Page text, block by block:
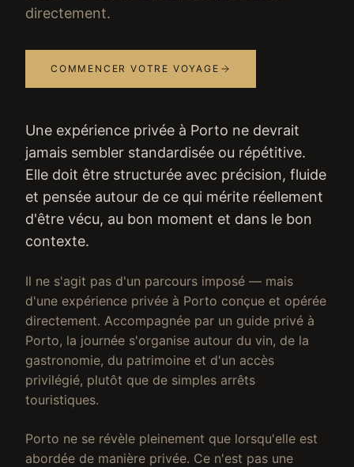
directement.
COMMENCER VOTRE VOYAGE
Une expérience privée à Porto ne devrait
jamais sembler standardisée ou répétitive.
Elle doit être structurée avec précision, fluide
et pensée autour de ce qui mérite réellement
d'être vécu, au bon moment et dans le bon
contexte.
Il ne s'agit pas d'un parcours imposé — mais
d'une expérience privée à Porto conçue et opérée
directement. Accompagnée par un guide privé à
Porto, la journée s'organise autour du vin, de la
gastronomie, du patrimoine et d'un accès
privilégié, plutôt que de simples arrêts
touristiques.
Porto ne se révèle pleinement que lorsqu'elle est
abordée de manière privée. Ce n'est pas une